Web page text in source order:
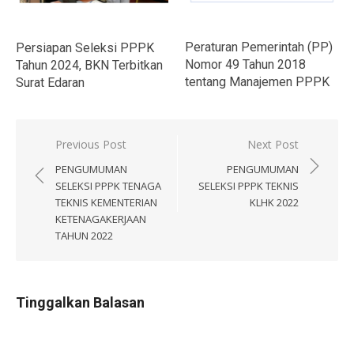
Persiapan Seleksi PPPK
Tahun 2024, BKN Terbitkan
Surat Edaran
Peraturan Pemerintah (PP)
Nomor 49 Tahun 2018
tentang Manajemen PPPK
Navigasi
pos
Previous Post
PENGUMUMAN
SELEKSI PPPK TENAGA
TEKNIS KEMENTERIAN
KETENAGAKERJAAN
TAHUN 2022
Next Post
PENGUMUMAN
SELEKSI PPPK TEKNIS
KLHK 2022
Tinggalkan Balasan